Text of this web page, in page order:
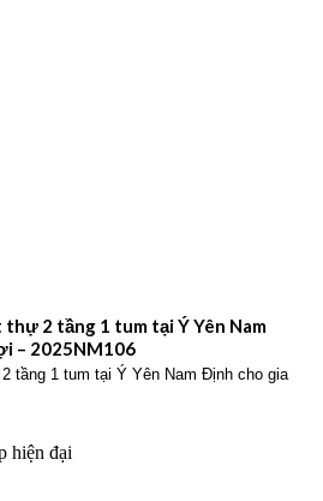
2 tầng 1 tum tại Ý Yên Nam
– 2025NM106
tầng 1 tum tại Ý Yên Nam Định cho gia